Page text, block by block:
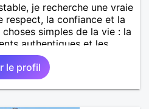
je recherche une vraie
respect, la confiance et la
simples de la vie : la
authentiques et les
🌊🌿 Très câlin et
moments de tendresse
😊❤️ La solitude finit parfois
Nouvelle-Calédonie et
le profil